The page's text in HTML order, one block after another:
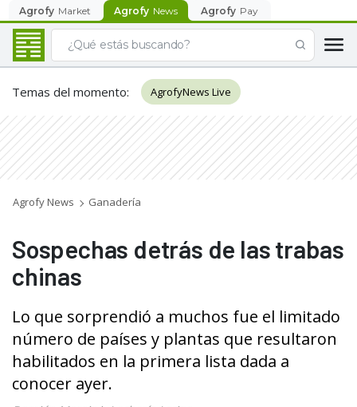
Agrofy Market Agrofy News Agrofy Pay
Temas del momento: AgrofyNews Live
Agrofy News Ganadería
Sospechas detrás de las trabas
chinas
Lo que sorprendió a muchos fue el limitado
número de países y plantas que resultaron
habilitados en la primera lista dada a
conocer ayer.